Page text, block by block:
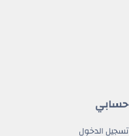
حسابي
تسجيل الدخول